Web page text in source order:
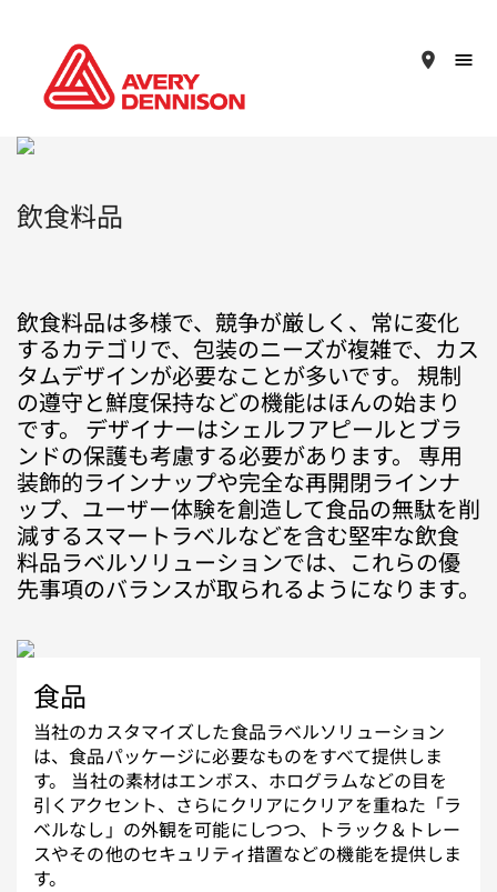
place
飲食料品
飲食料品は多様で、競争が厳しく、常に変化
するカテゴリで、包装のニーズが複雑で、カス
タムデザインが必要なことが多いです。 規制
の遵守と鮮度保持などの機能はほんの始まり
です。 デザイナーはシェルフアピールとブラ
ンドの保護も考慮する必要があります。 専用
装飾的ラインナップや完全な再開閉ラインナ
ップ、ユーザー体験を創造して食品の無駄を削
減するスマートラベルなどを含む堅牢な飲食
料品ラベルソリューションでは、これらの優
先事項のバランスが取られるようになります。
食品
当社のカスタマイズした食品ラベルソリューション
は、食品パッケージに必要なものをすべて提供しま
す。 当社の素材はエンボス、ホログラムなどの目を
引くアクセント、さらにクリアにクリアを重ねた「ラ
ベルなし」の外観を可能にしつつ、トラック＆トレー
スやその他のセキュリティ措置などの機能を提供しま
す。